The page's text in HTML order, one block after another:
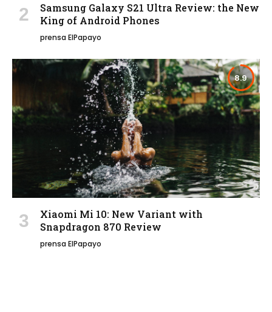
Samsung Galaxy S21 Ultra Review: the New
King of Android Phones
prensa ElPapayo
8.9
Xiaomi Mi 10: New Variant with
Snapdragon 870 Review
prensa ElPapayo